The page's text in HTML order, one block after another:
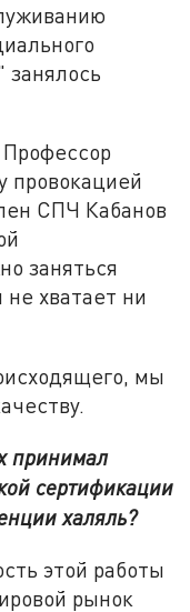
провокацией
СПЧ Кабанов
заняться
хватает ни
мы
принимал
сертификации
халяль?
этой работы
рынок